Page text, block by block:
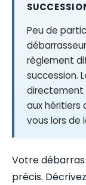
Peu de
règlement
succession.
directement
aux héritiers
vous lors de
Votre
précis.